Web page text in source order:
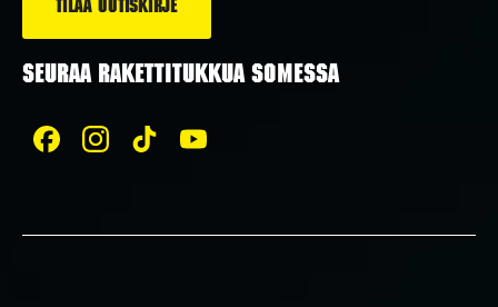
SEURAA RAKETTITUKKUA SOMESSA